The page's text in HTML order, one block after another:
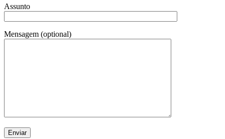
Assunto
Mensagem (optional)